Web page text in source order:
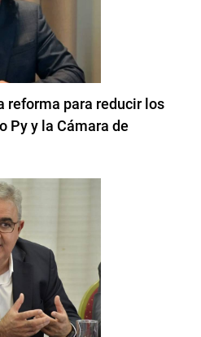
reforma para reducir los
Py y la Cámara de